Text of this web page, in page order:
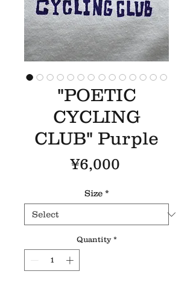
"POETIC
CYCLING
CLUB" Purple
¥6,000Price
Size *
Quantity *